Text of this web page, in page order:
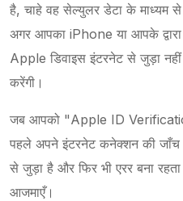
है, चाहे वह सेल्युलर डेटा के माध्यम
अगर आपका iPhone या आपके द्वारा
Apple डिवाइस इंटरनेट से जुड़ा
करेंगी।
जब आपको "Apple ID
पहले अपने इंटरनेट कनेक्शन की
से जुड़ा है और फिर भी एरर बना
आजमाएँ।